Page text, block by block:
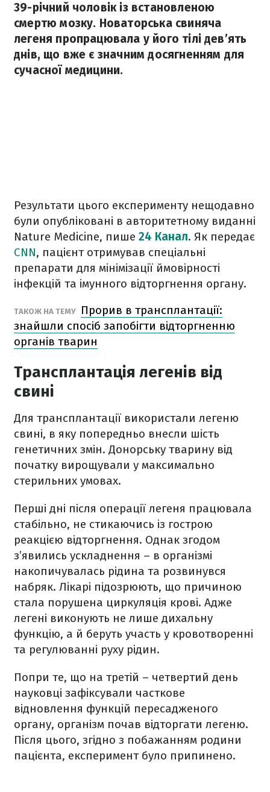
39-річний чоловік із встановленою
смертю мозку. Новаторська свиняча
легеня пропрацювала у його тілі дев’ять
днів, що вже є значним досягненням для
сучасної медицини.
Результати цього експерименту нещодавно
були опубліковані в авторитетному виданні
Nature Medicine, пише 24 Канал. Як передає
CNN, пацієнт отримував спеціальні
препарати для мінімізації ймовірності
інфекцій та імунного відторгнення органу.
ТАКОЖ НА ТЕМУ
Прорив в трансплантації:
знайшли спосіб запобігти відторгненню
органів тварин
Трансплантація легенів від
свині
Для трансплантації використали легеню
свині, в яку попередньо внесли шість
генетичних змін. Донорську тварину від
початку вирощували у максимально
стерильних умовах.
Перші дні після операції легеня працювала
стабільно, не стикаючись із гострою
реакцією відторгнення. Однак згодом
з’явились ускладнення – в організмі
накопичувалась рідина та розвинувся
набряк. Лікарі підозрюють, що причиною
стала порушена циркуляція крові. Адже
легені виконують не лише дихальну
функцію, а й беруть участь у кровотворенні
та регулюванні руху рідин.
Попри те, що на третій – четвертий день
науковці зафіксували часткове
відновлення функцій пересадженого
органу, організм почав відторгати легеню.
Після цього, згідно з побажанням родини
пацієнта, експеримент було припинено.